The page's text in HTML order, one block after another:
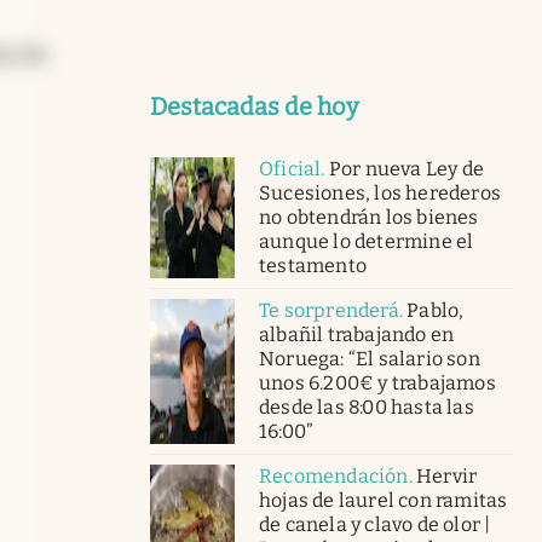
Destacadas de hoy
Oficial. Por nueva Ley de
Sucesiones, los herederos
no obtendrán los bienes
aunque lo determine el
testamento
Te sorprenderá.Pablo,
albañil trabajando en
Noruega: “El salario son
unos 6.200€ y trabajamos
desde las 8:00 hasta las
16:00”
Recomendación.Hervir
hojas de laurel con ramitas
de canela y clavo de olor |